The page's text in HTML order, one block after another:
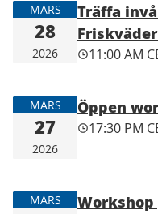
MARS
28
2026
Träffa
11:00 AM
MARS
27
2026
Öppen
17:30 PM
MARS Workshop